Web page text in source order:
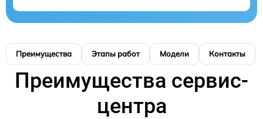
Преимущества Этапы работ Модели Контакты
Преимущества сервис-
центра